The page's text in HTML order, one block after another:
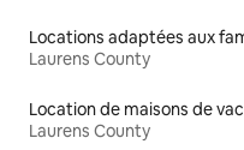
Laurens County
Laurens County